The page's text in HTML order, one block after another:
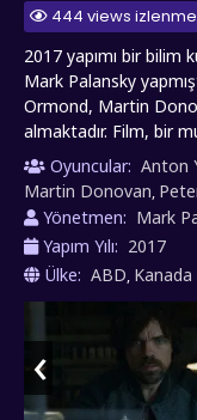
444 views izlenme
2017 yapımı bir bilim
Mark Palansky
Ormond, Martin
almaktadır. Film, bir
ölümünü araştıran bir
insanların
izlemelerini sağlayan
etmiştir. Ancak,
öldürülür. Başkalarının
sırlarını ortaya
ölümünün ardındaki
bilim kurgu ve gizemi
sürükleyici bir
performansı ve
zihinlerinde iz
Oyuncular: Anton
Martin Donovan,
Yönetmen: Mark
Yapım Yılı: 2017
Ülke: ABD, Kanada
‹